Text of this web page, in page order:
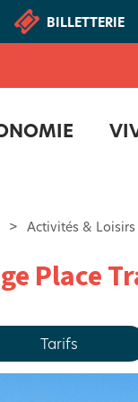
BILLETTERIE
> Activités & Loisirs
Place
Tarifs